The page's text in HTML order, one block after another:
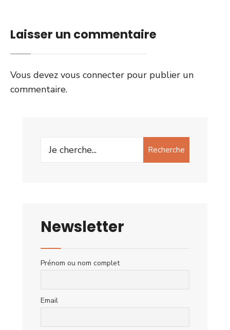
Laisser un commentaire
Vous devez vous connecter pour publier un
commentaire.
Search
Recherche
Newsletter
Prénom ou nom complet
Email